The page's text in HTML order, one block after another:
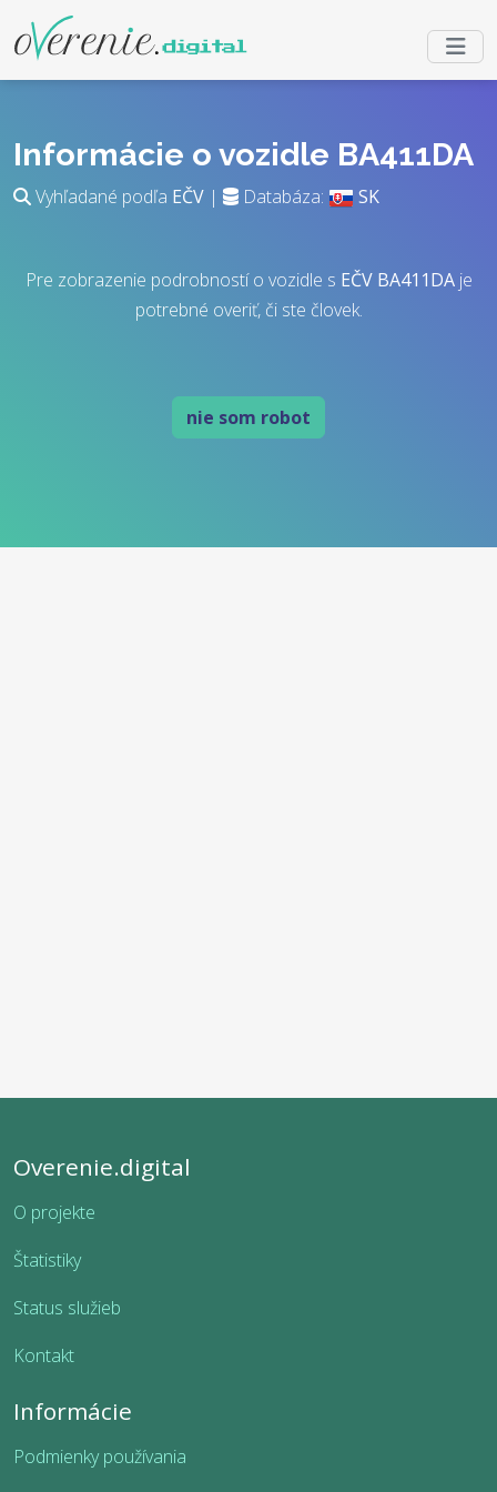
Informácie o vozidle BA411DA
Vyhľadané podľa EČV | Databáza: SK
Pre zobrazenie podrobností o vozidle s EČV BA411DAje
potrebné overiť, či ste človek.
nie som robot
Overenie.digital
O projekte
Štatistiky
Status služieb
Kontakt
Informácie
Podmienky používania